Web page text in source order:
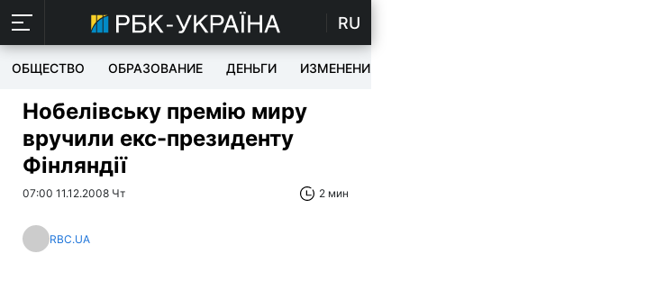
RU
ОБЩЕСТВО ОБРАЗОВАНИЕ ДЕНЬГИ ИЗМЕНЕНИЯ
Нобелівську премію миру
вручили екс-президенту
Фінляндії
07:00 11.12.2008 Чт 2 мин
RBC.UA